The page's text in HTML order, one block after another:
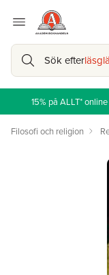
Sök efter
15% på ALLT*
Filosofi och religion